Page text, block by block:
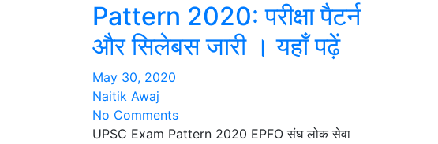
Pattern 2020: परीक्षा पैटर्न
और सिलेबस जारी । यहाँ पढ़ें
May 30, 2020
Naitik Awaj
No Comments
UPSC Exam Pattern 2020 EPFO संघ लोक सेवा